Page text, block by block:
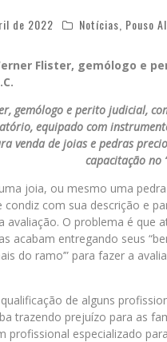
de 2022 Notícias Pouso
Flister, gemólogo e
gemólogo e perito judicial,
equipado com
venda de joias e pedras
capacitação no
joia, ou mesmo uma
com sua descrição e
avaliação. O problema é
acabam entregando seus
do ramo’” para fazer a
de alguns
trazendo prejuízo para as
profissional especializado